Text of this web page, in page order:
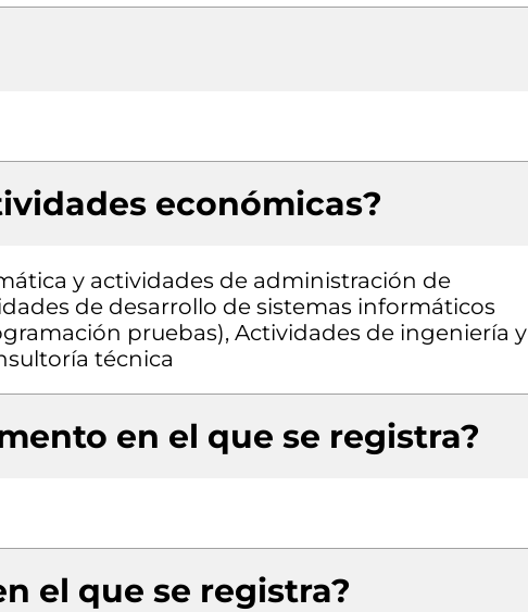
económicas?
y actividades de administración de
de desarrollo de sistemas informáticos
pruebas), Actividades de ingeniería y
técnica
en el que se registra?
el que se registra?